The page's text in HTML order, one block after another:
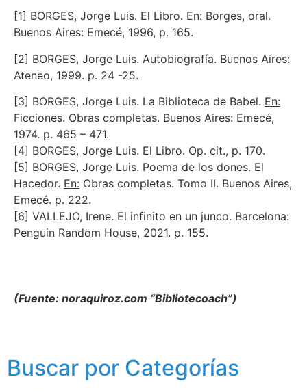
[1] BORGES, Jorge Luis. El Libro. En: Borges, oral.
Buenos Aires: Emecé, 1996, p. 165.
[2] BORGES, Jorge Luis. Autobiografía. Buenos Aires:
Ateneo, 1999. p. 24 -25.
[3] BORGES, Jorge Luis. La Biblioteca de Babel. En:
Ficciones. Obras completas. Buenos Aires: Emecé,
1974. p. 465 – 471.
[4] BORGES, Jorge Luis. El Libro. Op. cit., p. 170.
[5] BORGES, Jorge Luis. Poema de los dones. El
Hacedor. En: Obras completas. Tomo II. Buenos Aires,
Emecé. p. 222.
[6] VALLEJO, Irene. El infinito en un junco. Barcelona:
Penguin Random House, 2021. p. 155.
(Fuente: noraquiroz.com “Bibliotecoach”)
Buscar por Categorías